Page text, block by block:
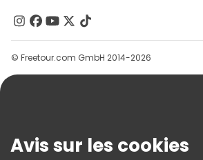
Contactez-Nous
Groupes
Aide
Conditions Générales Et Mentions
© Freetour.com GmbH 2014-2026
Avis sur les cookies